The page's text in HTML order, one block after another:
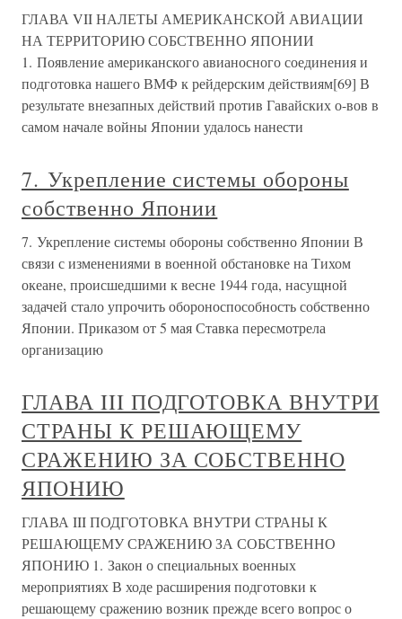
ГЛАВА VII НАЛЕТЫ АМЕРИКАНСКОЙ АВИАЦИИ
НА ТЕРРИТОРИЮ СОБСТВЕННО ЯПОНИИ
1. Появление американского авианосного соединения и
подготовка нашего ВМФ к рейдерским действиям[69] В
результате внезапных действий против Гавайских о-вов в
самом начале войны Японии удалось нанести
7. Укрепление системы обороны
собственно Японии
7. Укрепление системы обороны собственно Японии В
связи с изменениями в военной обстановке на Тихом
океане, происшедшими к весне 1944 года, насущной
задачей стало упрочить обороноспособность собственно
Японии. Приказом от 5 мая Ставка пересмотрела
организацию
ГЛАВА III ПОДГОТОВКА ВНУТРИ
СТРАНЫ К РЕШАЮЩЕМУ
СРАЖЕНИЮ ЗА СОБСТВЕННО
ЯПОНИЮ
ГЛАВА III ПОДГОТОВКА ВНУТРИ СТРАНЫ К
РЕШАЮЩЕМУ СРАЖЕНИЮ ЗА СОБСТВЕННО
ЯПОНИЮ 1. Закон о специальных военных
мероприятиях В ходе расширения подготовки к
решающему сражению возник прежде всего вопрос о